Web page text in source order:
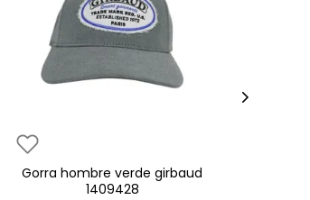
gorra hombre verde girbaud
1409428